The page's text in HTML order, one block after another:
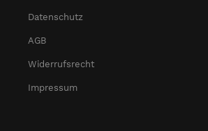
Datenschutz
AGB
Widerrufsrecht
Impressum